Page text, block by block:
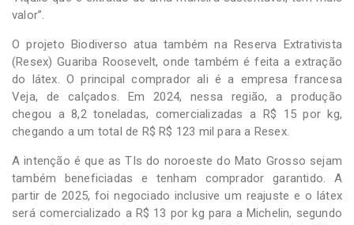
valor”.
O projeto Biodiverso atua também na Reserva Extrativista
(Resex) Guariba Roosevelt, onde também é feita a extração
do látex. O principal comprador ali é a empresa francesa
Veja, de calçados. Em 2024, nessa região, a produção
chegou a 8,2 toneladas, comercializadas a R$ 15 por kg,
chegando a um total de R$ R$ 123 mil para a Resex.
A intenção é que as TIs do noroeste do Mato Grosso sejam
também beneficiadas e tenham comprador garantido. A
partir de 2025, foi negociado inclusive um reajuste e o látex
será comercializado a R$ 13 por kg para a Michelin, segundo